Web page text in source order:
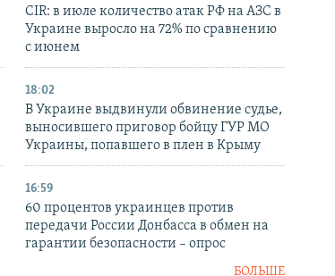
CIR: в июле количество атак РФ на АЗС в
Украине выросло на 72% по сравнению
с июнем
18:02
В Украине выдвинули обвинение судье,
выносившего приговор бойцу ГУР МО
Украины, попавшего в плен в Крыму
16:59
60 процентов украинцев против
передачи России Донбасса в обмен на
гарантии безопасности – опрос
БОЛЬШЕ